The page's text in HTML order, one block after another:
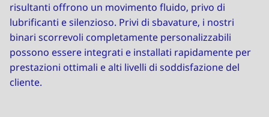
risultanti offrono un movimento fluido, privo di
lubrificanti e silenzioso. Privi di sbavature, i nostri
binari scorrevoli completamente personalizzabili
possono essere integrati e installati rapidamente per
prestazioni ottimali e alti livelli di soddisfazione del
cliente.